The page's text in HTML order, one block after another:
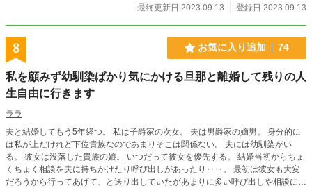
最終更新日 2023.09.13
登録日 2023.09.13
8 お気に入り追加 74
私を顧みず幼馴染ばかり気にかける旦那と離婚して残りの人
生自由に行きます
ララ
夫と結婚してもう5年経つ。 私は子爵家の次女。 夫は男爵家の嫡男。 身分的に
は私が上だけれど下位貴族なのであまりそこは関係ない。 夫には幼馴染がい
る。 彼女は没落した貴族の娘。 いつだって彼女を優先する。 結婚当初からちょ
くちょく相談を夫に持ちかけたり呼び出しがあったり‥‥。 最初は彼女も大変
だろうから行ってあげて、と送り出していたがあまりに多い呼び出しや相談に不